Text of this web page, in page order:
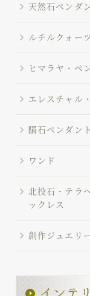
天然石ペンダ
ルチルクォー
ヒマラヤ・ペ
エレスチャル
隕石ペンダント
ワンド
北投石・テラ
ックレス
創作ジュエリ